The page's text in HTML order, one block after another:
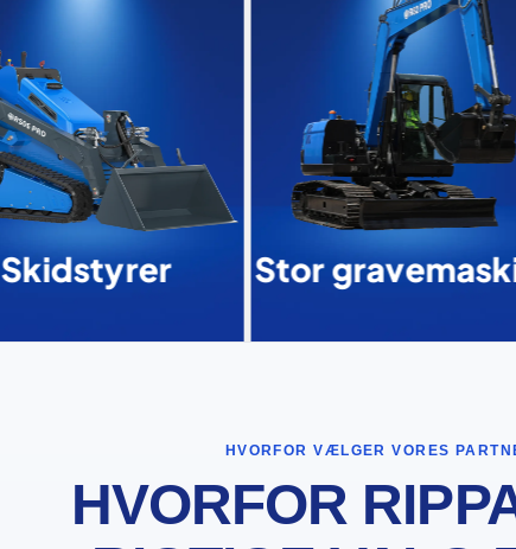
Skidstyrer Stor
HVORFOR VÆLGER VORES
HVORFOR